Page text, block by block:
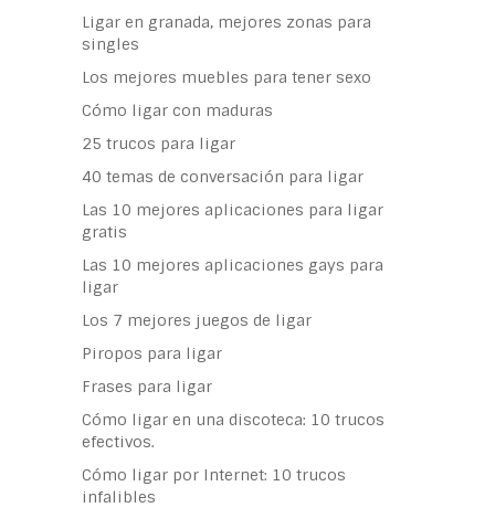
Ligar en granada, mejores zonas para
singles
Los mejores muebles para tener sexo
Cómo ligar con maduras
25 trucos para ligar
40 temas de conversación para ligar
Las 10 mejores aplicaciones para ligar
gratis
Las 10 mejores aplicaciones gays para
ligar
Los 7 mejores juegos de ligar
Piropos para ligar
Frases para ligar
Cómo ligar en una discoteca: 10 trucos
efectivos.
Cómo ligar por Internet: 10 trucos
infalibles